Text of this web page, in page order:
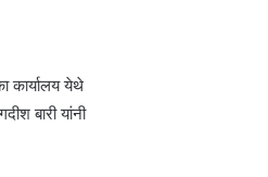
कार्यालय येथे
बारी यांनी